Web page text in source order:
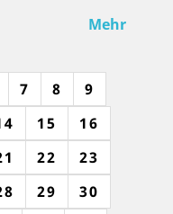
Mehr
7 8
9
15
16
22
23
29
30